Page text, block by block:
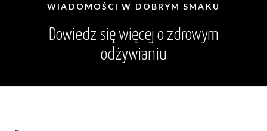
WIADOMOŚCI W DOBRYM SMAKU
Dowiedz się więcej o zdrowym
odżywianiu
Trio